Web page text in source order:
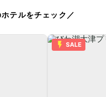
テルをチェック／